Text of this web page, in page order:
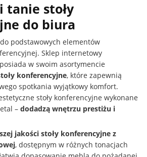
tanie stoły
do biura
podstawowych elementów
Sklep internetowy
w swoim asortymencie
konferencyjne, które zapewnią
spotkania wyjątkowy komfort.
stoły konferencyjne wykonane
– dodadzą wnętrzu prestiżu i
jakości stoły konferencyjne z
, dostępnym w różnych tonacjach